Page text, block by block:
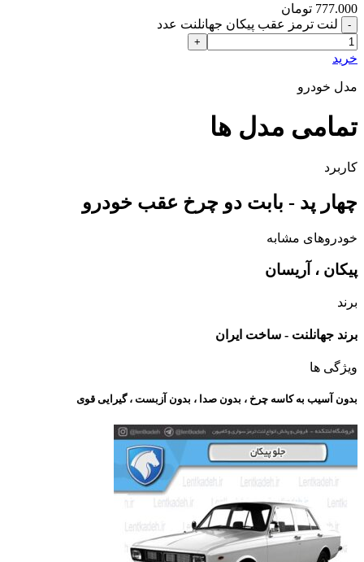
777.000 تومان
لنت ترمز عقب پیکان جهانلنت عدد
خرید
مدل خودرو
تمامی مدل ها
کاربرد
چهار پد - بابت دو چرخ عقب خودرو
خودروهای مشابه
پیکان ، آریسان
برند
برند جهانلنت - ساخت ایران
ویژگی ها
بدون آسیب به کاسه چرخ ، بدون صدا ، بدون آزبست ، گیرایی قوی​